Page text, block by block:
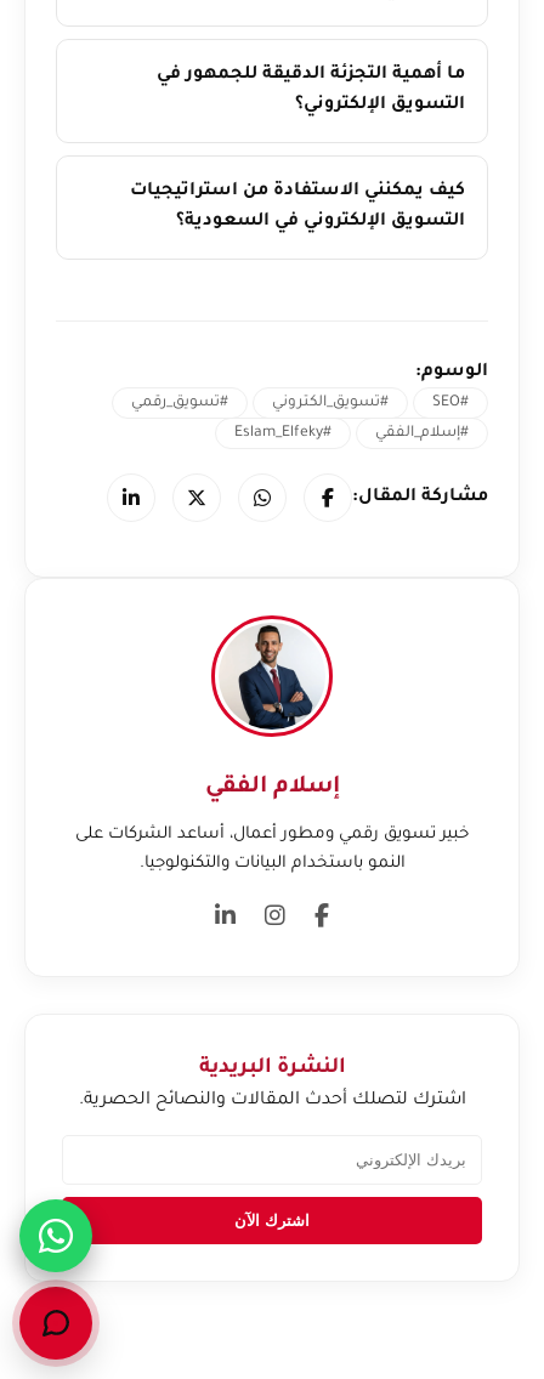
ما أهمية التجزئة الدقيقة للجمهور في
التسويق الإلكتروني؟
كيف يمكنني الاستفادة من استراتيجيات
التسويق الإلكتروني في السعودية؟
الوسوم:
#SEO #تسويق_الكتروني
#تسويق_رقمي
#إسلام_الفقي
#Eslam_Elfeky
مشاركة المقال:
إسلام الفقي
خبير تسويق رقمي ومطور أعمال، أساعد الشركات على
النمو باستخدام البيانات والتكنولوجيا.
النشرة البريدية
اشترك لتصلك أحدث المقالات والنصائح الحصرية.
اشترك الآن